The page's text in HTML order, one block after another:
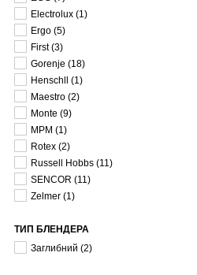
Electrolux (1)
Ergo (5)
First (3)
Gorenje (18)
Henschll
(1)
Maestro (2)
Monte (9)
MPM (1)
Rotex (2)
Russell Hobbs (11)
SENCOR (11)
Zelmer (1)
ТИП БЛЕНДЕРА
Заглибний (2)